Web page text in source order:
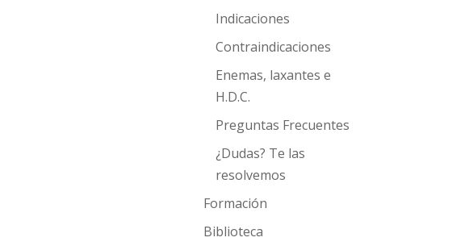
Indicaciones
Contraindicaciones
Enemas, laxantes e
H.D.C.
Preguntas Frecuentes
¿Dudas? Te las
resolvemos
Formación
Biblioteca